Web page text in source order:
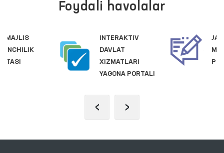
Foydali havolalar
DAVLAT
XIZMATLARI
YAGONA PORTALI
JAMOAVIY
MUROJAATLAR
PORTALI
‹ ›